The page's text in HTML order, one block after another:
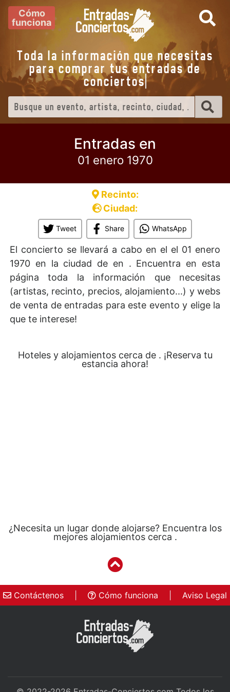
Cómo
funciona
Toda la información que necesitas
para comprar tus entradas de
conciertos
Entradas en
01 enero 1970
Recinto:
Ciudad:
Tweet Share WhatsApp
El concierto se llevará a cabo en el el 01 enero
1970 en la ciudad de en . Encuentra en esta
página toda la información que necesitas
(artistas, recinto, precios, alojamiento...) y webs
de venta de entradas para este evento y elige la
que te interese!
Hoteles y alojamientos cerca de . ¡Reserva tu
estancia ahora!
¿Necesita un lugar donde alojarse? Encuentra los
mejores alojamientos cerca .
Contáctenos Cómo funciona Aviso Legal